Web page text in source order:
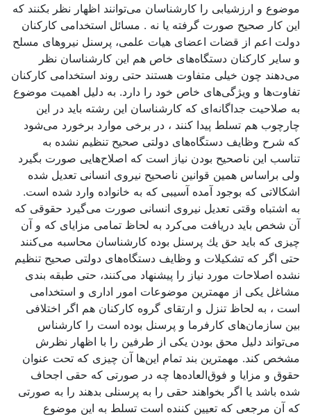
موضوع و ارزشیابی را كارشناسان می‌توانند اظهار نظر بكنند كه
این كار صحیح صورت گرفته یا نه . مسائل استخدامی كاركنان
دولت اعم از قضات اعضای هیات علمی، پرسنل نیروهای مسلح
و سایر كاركنان دستگاه‌های خاص هم این كارشناسان نظر
می‌دهند چون خیلی متفاوت هستند حتی روند استخدامی كاركنان
تفاوت‌ها و ویژگی‌های خاص خود را دارد. به دلیل اهمیت موضوع
به صلاحیت جداگانه‌ای كه كارشناسان این رشته باید در این
چارچوب هم تسلط پیدا كنند ، در برخی موارد برخورد می‌شود
كه شرح وظایف دستگاه‌های دولتی صحیح تنظیم نشده به
تناسب این ناصحیح بودن نیاز است كه اصلاح‌هایی صورت بگیرد
ولی براساس همین قوانین ناصحیح نیروی انسانی تعدیل شده
اشكالاتی كه بوجود آمده آسیبی كه به خانواده وارد شده است.
به اشتباه وقتی تعدیل نیروی انسانی صورت می‌گیرد حقوقی كه
آن شخص باید دریافت می‌كرد به لحاظ تمامی مزایای كه و آن
چیزی كه باید حق یك پرسنل بوده كارشناسان محاسبه می‌كنند
حتی اگر كه تشكیلات و وظایف دستگا‌ه‌های دولتی صحیح تنظیم
نشده اصلاحات مورد نیاز را پیشنهاد می‌كنند، حتی طبقه‌ بندی
مشاغل یكی از مهمترین موضوعات امور اداری و استخدامی
است ، به لحاظ تنزل و ارتقای گروه كاركنان هم اگر اختلافی
بین سازمان‌‌های كارفرما و پرسنل بوده است را كارشناس
می‌تواند دلیل محق بودن یكی از طرفین را با اظهار نظرش
مشخص كند. مهمترین بند تمام این‌ها آن چیزی كه تحت عنوان
حقوق و مزایا و فوق‌العاده‌ها چه در صورتی كه حقی اجحاف
شده باشد یا اگر بخواهند حقی را به پرسنلی بدهند را به صورتی
كه آن مرجعی كه تعیین كننده است تسلط به این موضوع